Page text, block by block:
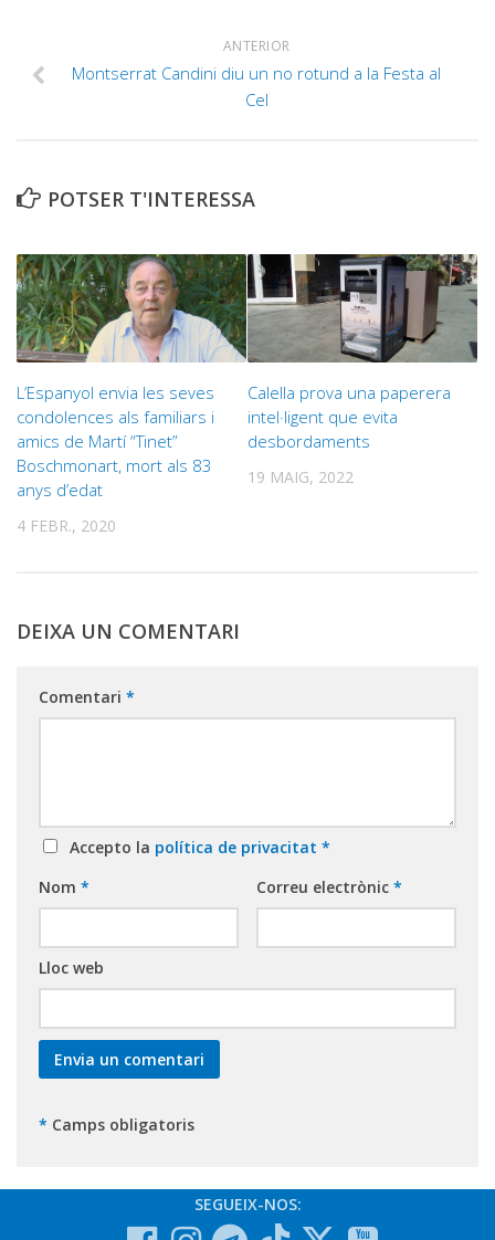
ANTERIOR
Montserrat Candini diu un no rotund a la Festa al
Cel
POTSER T'INTERESSA
L’Espanyol envia les seves
condolences als familiars i
amics de Martí “Tinet”
Boschmonart, mort als 83
anys d’edat
4 FEBR., 2020
Calella prova una paperera
intel·ligent que evita
desbordaments
19 MAIG, 2022
DEIXA UN COMENTARI
Comentari *
Accepto la política de privacitat *
Nom * Correu electrònic *
Lloc web
* Camps obligatoris
SEGUEIX-NOS: